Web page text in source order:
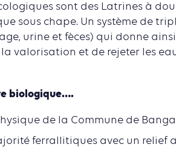
sont des Latrines à
sous chape. Un système de
urine et fèces) qui donne
valorisation et de rejeter les
biologique….
de la Commune de
ferrallitiques avec un